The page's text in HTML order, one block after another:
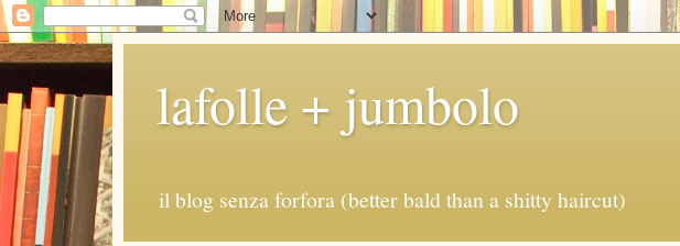
lafolle + jumbolo
il blog senza forfora (better bald than a shitty haircut)